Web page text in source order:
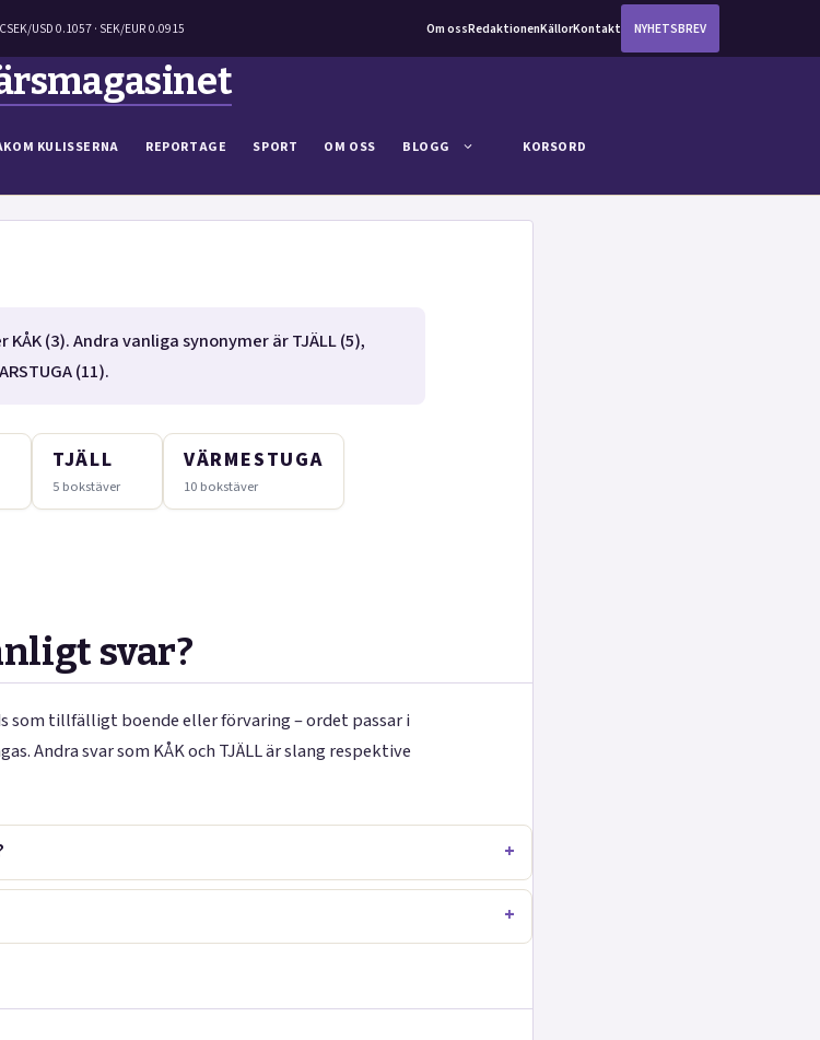
SEK/USD 0.1057 · SEK/EUR 0.0915 Om ossRedaktionenKällorKontakt NYHETSBREV
KULISSERNA REPORTAGE SPORT OM OSS BLOGG KORSORD
(3). Andra vanliga synonymer är TJÄLL (5),
(11).
TJÄLL
5 bokstäver
VÄRMESTUGA
10 bokstäver
svar?
som tillfälligt boende eller förvaring – ordet passar i
Andra svar som KÅK och TJÄLL är slang respektive